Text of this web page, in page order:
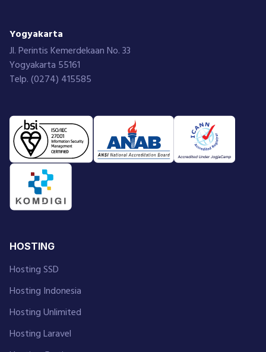
Yogyakarta
Jl. Perintis Kemerdekaan No. 33
Yogyakarta 55161
Telp. (0274) 415585
HOSTING
Hosting SSD
Hosting Indonesia
Hosting Unlimited
Hosting Laravel